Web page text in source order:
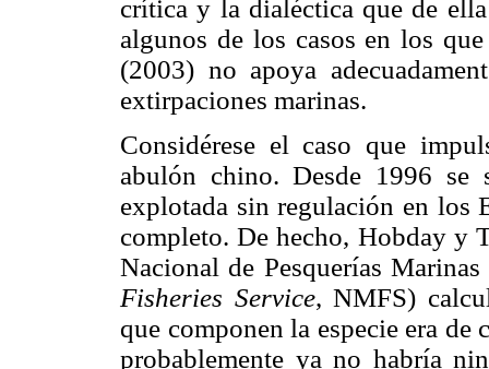
crítica y la dialéctica que de
algunos de los casos en los
(2003) no apoya
extirpaciones marinas.
Considérese el caso que
abulón chino. Desde 1996 se
explotada sin regulación en los
completo. De hecho, Hobday y
Nacional de Pesquerías
Fisheries Service, NMFS)
que componen la especie era
probablemente ya no habría